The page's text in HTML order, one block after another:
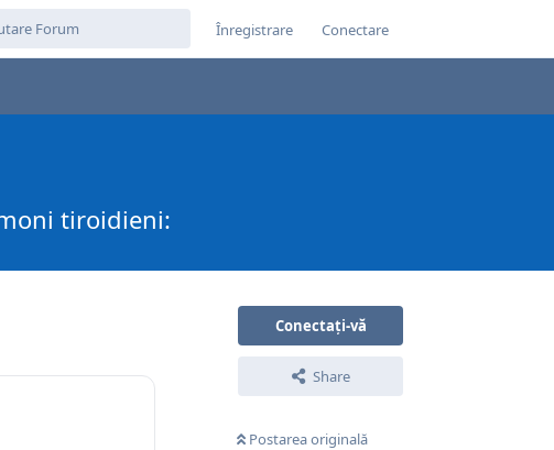
Înregistrare Conectare
tiroidieni:
Conectați-vă
Share
Postarea originală